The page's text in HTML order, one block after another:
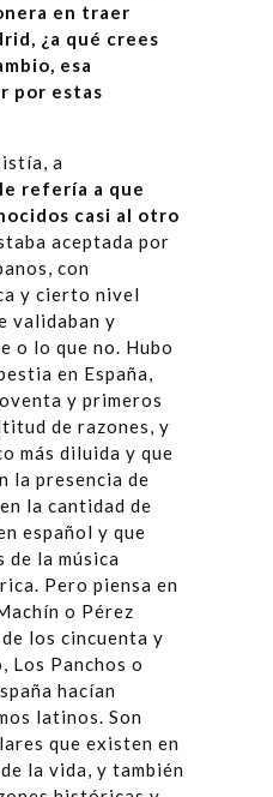
en traer
¿a qué crees
esa
por estas
a
refería a que
casi al otro
aceptada por
con
y cierto nivel
validaban y
o lo que no. Hubo
en España,
y primeros
de razones, y
más diluida y que
la presencia de
la cantidad de
español y que
de la música
Pero piensa en
o Pérez
los cincuenta y
Los Panchos o
hacían
latinos. Son
que existen en
la vida, y también